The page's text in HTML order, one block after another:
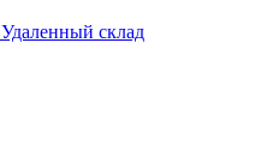
Удаленный склад